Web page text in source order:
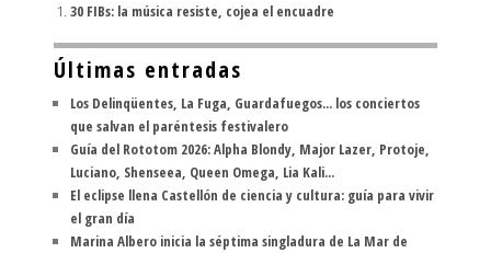
30 FIBs: la música resiste, cojea el encuadre
Últimas entradas
Los Delinqüentes, La Fuga, Guardafuegos... los conciertos
que salvan el paréntesis festivalero
Guía del Rototom 2026: Alpha Blondy, Major Lazer, Protoje,
Luciano, Shenseea, Queen Omega, Lia Kali...
El eclipse llena Castellón de ciencia y cultura: guía para vivir
el gran día
Marina Albero inicia la séptima singladura de La Mar de